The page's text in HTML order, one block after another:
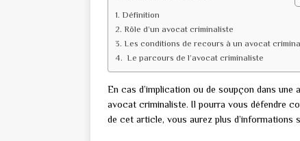
Définition
Rôle d’un avocat criminaliste
Les conditions de recours à un avocat
Le parcours de l’avocat criminaliste
En cas d’implication ou de soupçon dans
avocat criminaliste. Il pourra vous défendre
de cet article, vous aurez plus d’informations